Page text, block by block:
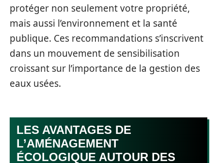
protéger non seulement votre propriété,
mais aussi l’environnement et la santé
publique. Ces recommandations s’inscrivent
dans un mouvement de sensibilisation
croissant sur l’importance de la gestion des
eaux usées.
LES AVANTAGES DE
L’AMÉNAGEMENT
ÉCOLOGIQUE AUTOUR DES